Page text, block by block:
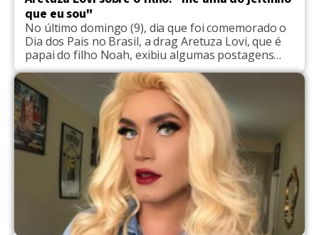
que eu sou"
No último domingo (9), dia que foi comemorado o
Dia dos Pais no Brasil, a drag Aretuza Lovi, que é
papai do filho Noah, exibiu algumas postagens
que emocionou os seus seguidores quase que de
imediato. "Ser pai é um grande desafio, ainda mais
sendo gay e drag queen no mundo que vivemos!
Ouço coisas […]